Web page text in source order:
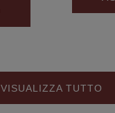
VISUALIZZA TUTTO